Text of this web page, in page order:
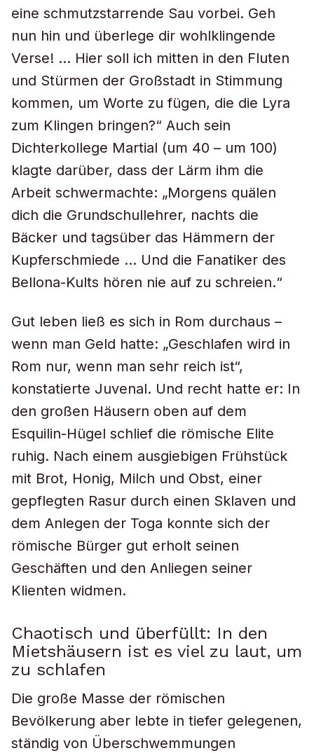
eine schmutzstarrende Sau vorbei. Geh
nun hin und überlege dir wohlklingende
Verse! … Hier soll ich mitten in den Fluten
und Stürmen der Großstadt in Stimmung
kommen, um Worte zu fügen, die die Lyra
zum Klingen bringen?“ Auch sein
Dichterkollege Martial (um 40 – um 100)
klagte darüber, dass der Lärm ihm die
Arbeit schwermachte: „Morgens quälen
dich die Grundschullehrer, nachts die
Bäcker und tagsüber das Hämmern der
Kupferschmiede … Und die Fanatiker des
Bellona-Kults hören nie auf zu schreien.“
Gut leben ließ es sich in Rom durchaus –
wenn man Geld hatte: „Geschlafen wird in
Rom nur, wenn man sehr reich ist“,
konstatierte Juvenal. Und recht hatte er: In
den großen Häusern oben auf dem
Esquilin-Hügel schlief die römische Elite
ruhig. Nach einem ausgiebigen Frühstück
mit Brot, Honig, Milch und Obst, einer
gepflegten Rasur durch einen Sklaven und
dem Anlegen der Toga konnte sich der
römische Bürger gut erholt seinen
Geschäften und den Anliegen seiner
Klienten widmen.
Chaotisch und überfüllt: In den
Mietshäusern ist es viel zu laut, um
zu schlafen
Die große Masse der römischen
Bevölkerung aber lebte in tiefer gelegenen,
ständig von Überschwemmungen